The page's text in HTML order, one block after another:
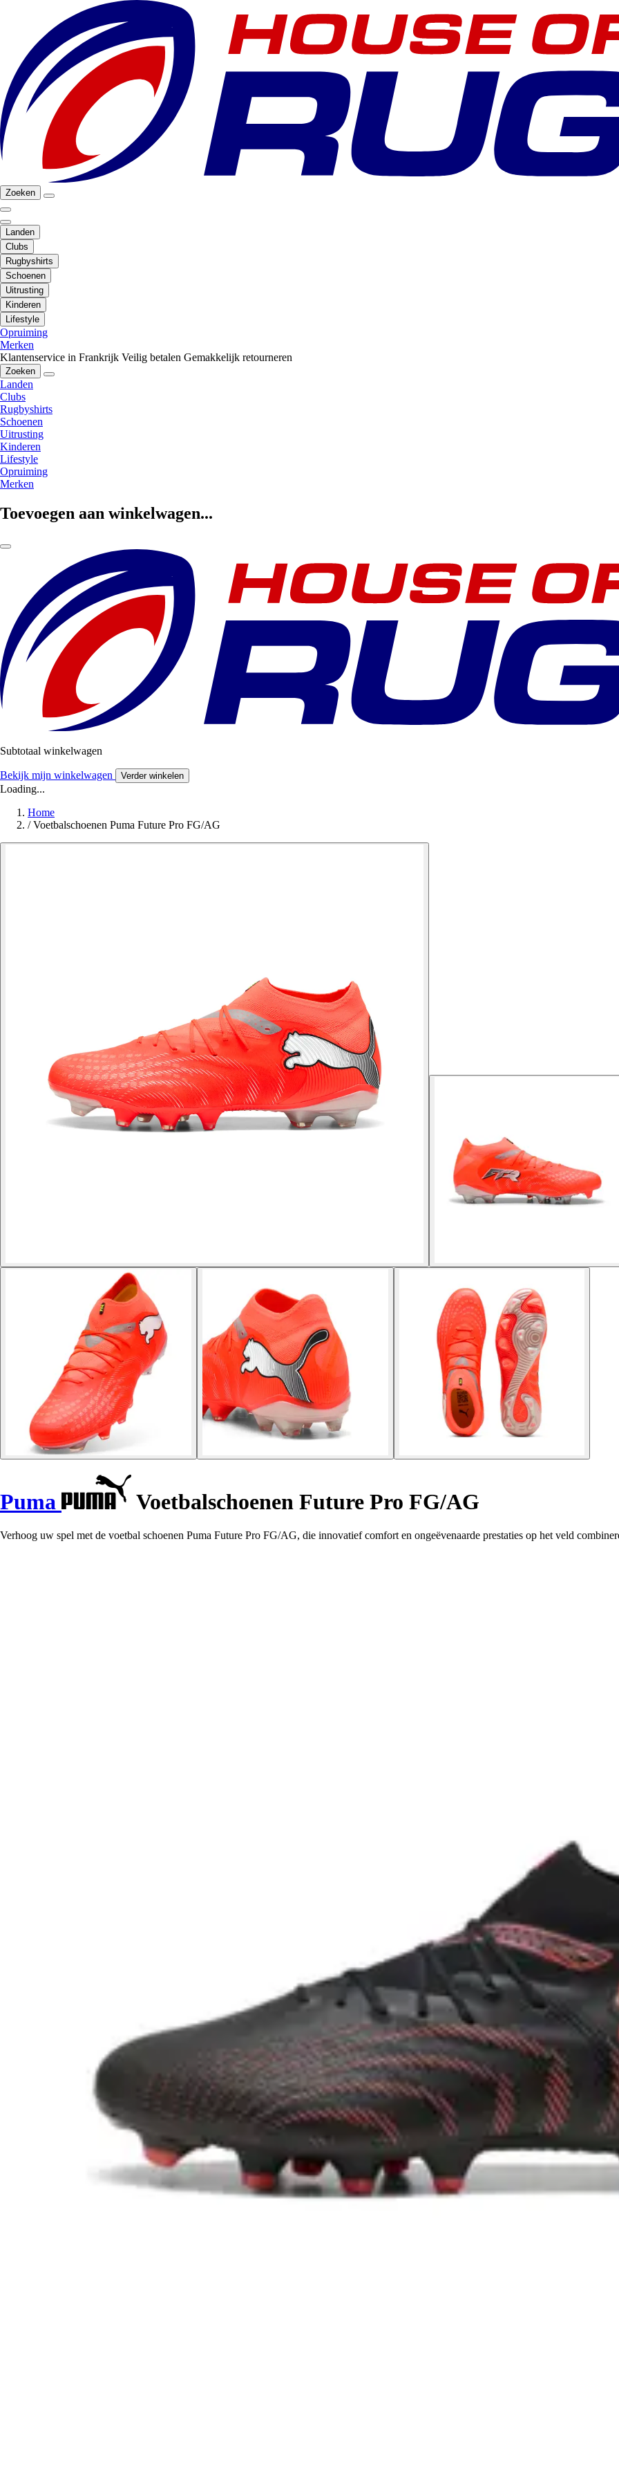
Zoeken
Landen
Clubs
Rugbyshirts
Schoenen
Uitrusting
Kinderen
Lifestyle
Opruiming
Merken
Klantenservice in Frankrijk Veilig betalen Gemakkelijk retourneren
Zoeken
Landen
Clubs
Rugbyshirts
Schoenen
Uitrusting
Kinderen
Lifestyle
Opruiming
Merken
Toevoegen aan winkelwagen...
Subtotaal winkelwagen
Bekijk mijn winkelwagen Verder winkelen
Loading...
Home
/ Voetbalschoenen Puma Future Pro FG/AG
Puma Voetbalschoenen Future Pro FG/AG
Verhoog uw spel met de voetbal schoenen Puma Future Pro FG/AG, die innovatief comfort en ongeëvenaarde prestaties op het veld